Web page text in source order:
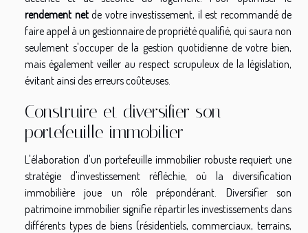
rendement netde votre investissement, il est recommandé de
faire appel à un gestionnaire de propriété qualifié, qui saura non
seulement s'occuper de la gestion quotidienne de votre bien,
mais également veiller au respect scrupuleux de la législation,
évitant ainsi des erreurs coûteuses.
Construire et diversifier son
portefeuille immobilier
L'élaboration d'un portefeuille immobilier robuste requiert une
stratégie d'investissement réfléchie, où la diversification
immobilière joue un rôle prépondérant. Diversifier son
patrimoine immobilier signifie répartir les investissements dans
différents types de biens (résidentiels, commerciaux, terrains,